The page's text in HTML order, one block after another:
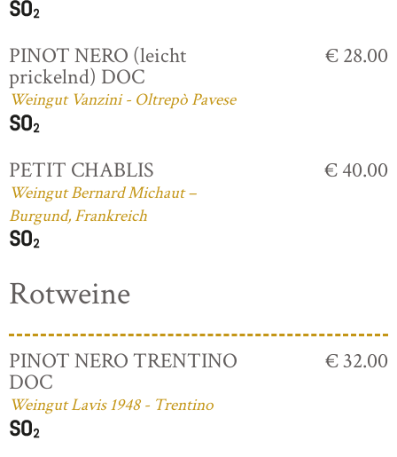
PINOT NERO (leicht
prickelnd) DOC
Weingut Vanzini - Oltrepò Pavese
€ 28.00
PETIT CHABLIS
Weingut Bernard Michaut –
Burgund, Frankreich
€ 40.00
Rotweine
PINOT NERO TRENTINO
DOC
Weingut Lavis 1948 - Trentino
€ 32.00